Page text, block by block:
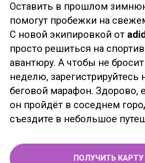
Оставить в прошлом
помогут пробежки на
С новой экипировкой от
просто решиться на
авантюру. А чтобы не
неделю, зарегистрируйтесь
беговой марафон. Здорово,
он пройдёт в соседнем
съездите в небольшое
ПОЛУЧИТЬ КАРТУ